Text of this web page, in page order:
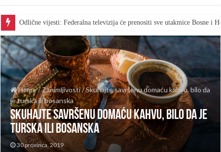
Odlične vijesti: Federalna televizija će prenositi sve utakmice Bosne i
Home/Zanimljivosti/Skuhajte savršenu domaću kahvu, bilo da
je turska ili bosanska
Skuhajte savršenu domaću kahvu, bilo da je
turska ili bosanska
30 prosinca, 2019